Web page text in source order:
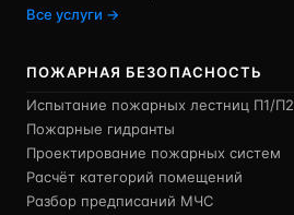
Все услуги →
ПОЖАРНАЯ БЕЗОПАСНОСТЬ
Испытание пожарных лестниц П1/П2
Пожарные гидранты
Проектирование пожарных систем
Расчёт категорий помещений
Разбор предписаний МЧС